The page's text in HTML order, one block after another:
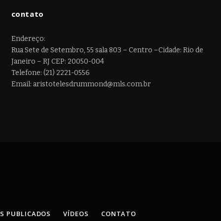
contato
Endereço:
Rua Sete de Setembro, 55 sala 803 – Centro –Cidade: Rio de
Janeiro – RJ CEP: 20050-004
Telefone: (21) 2221-0556
Email: aristotelesdrummond@mls.com.br
PUBLICADOS VÍDEOS CONTATO